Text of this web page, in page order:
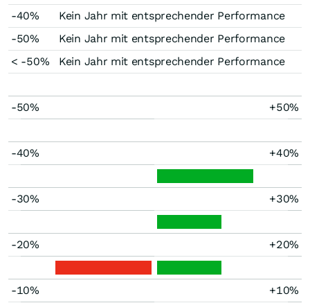
-40%
Kein Jahr mit entsprechender Performance
-50%
Kein Jahr mit entsprechender Performance
< -50%
Kein Jahr mit entsprechender Performance
-50% +50%
-40% +40%
-30% +30%
-20% +20%
-10% +10%